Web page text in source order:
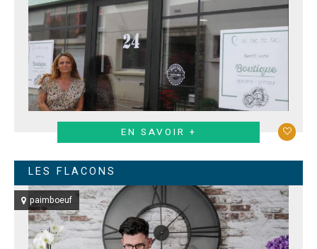
EN SAVOIR +
LES FLACONS
paimboeuf